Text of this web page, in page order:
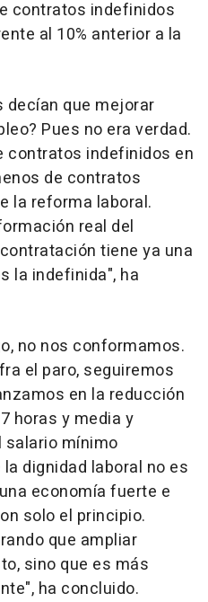
contratos indefinidos
al 10% anterior a la
decían que mejorar
Pues no era verdad.
contratos indefinidos en
de contratos
la reforma laboral.
real del
tiene ya una
la indefinida", ha
no nos conformamos.
el paro, seguiremos
en la reducción
horas y media y
salario mínimo
dignidad laboral no es
economía fuerte e
solo el principio.
que ampliar
sino que es más
ha concluido.